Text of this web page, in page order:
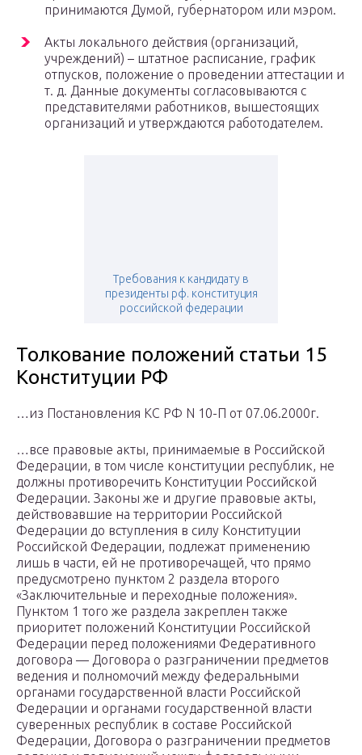
принимаются Думой, губернатором или мэром.
Акты локального действия (организаций,
учреждений) – штатное расписание, график
отпусков, положение о проведении аттестации и
т. д. Данные документы согласовываются с
представителями работников, вышестоящих
организаций и утверждаются работодателем.
Требования к кандидату в
президенты рф. конституция
российской федерации
Толкование положений статьи 15
Конституции РФ
…из Постановления КС РФ N 10-П от 07.06.2000г.
…все правовые акты, принимаемые в Российской
Федерации, в том числе конституции республик, не
должны противоречить Конституции Российской
Федерации. Законы же и другие правовые акты,
действовавшие на территории Российской
Федерации до вступления в силу Конституции
Российской Федерации, подлежат применению
лишь в части, ей не противоречащей, что прямо
предусмотрено пунктом 2 раздела второго
«Заключительные и переходные положения».
Пунктом 1 того же раздела закреплен также
приоритет положений Конституции Российской
Федерации перед положениями Федеративного
договора — Договора о разграничении предметов
ведения и полномочий между федеральными
органами государственной власти Российской
Федерации и органами государственной власти
суверенных республик в составе Российской
Федерации, Договора о разграничении предметов